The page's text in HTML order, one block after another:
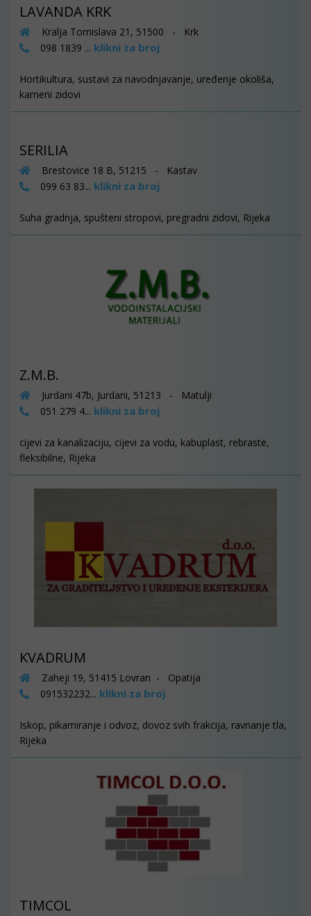
LAVANDA KRK
Kralja Tomislava 21, 51500 - Krk
098 1839 ... klikni za broj
Hortikultura, sustavi za navodnjavanje, uređenje okoliša,
kameni zidovi
SERILIA
Brestovice 18 B, 51215 - Kastav
099 63 83... klikni za broj
Suha gradnja, spušteni stropovi, pregradni zidovi, Rijeka
Z.M.B.
Jurdani 47b, Jurdani, 51213 - Matulji
051 279 4... klikni za broj
cijevi za kanalizaciju, cijevi za vodu, kabuplast, rebraste,
fleksibilne, Rijeka
KVADRUM
Zaheji 19, 51415 Lovran - Opatija
091532232... klikni za broj
Iskop, pikamiranje i odvoz, dovoz svih frakcija, ravnanje tla,
Rijeka
TIMCOL